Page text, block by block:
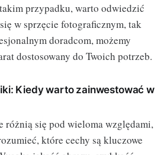
przypadku, warto odwiedzić
w sprzęcie fotograficznym, tak
doradcom, możemy
dostosowany do Twoich potrzeb.
Kiedy warto zainwestować w
różnią się pod wieloma względami,
które cechy są kluczowe